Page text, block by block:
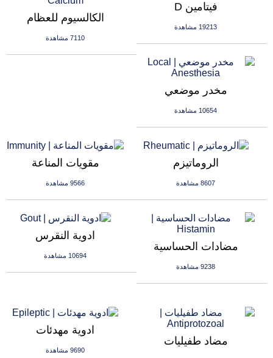
الكالسيوم للعظام
7110 مشاهدة
فيتامين D
19213 مشاهدة
مخدر موضعي
10654 مشاهدة
مقويات المناعة
9566 مشاهدة
الروماتيزم
8607 مشاهدة
ادوية النقرس
10694 مشاهدة
مضادات الحساسية
9238 مشاهدة
ادوية مهدئات
9690 مشاهدة
مضاد طفيليات